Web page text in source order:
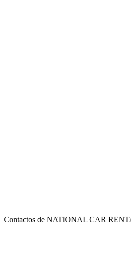
Contactos de NATIONAL CAR